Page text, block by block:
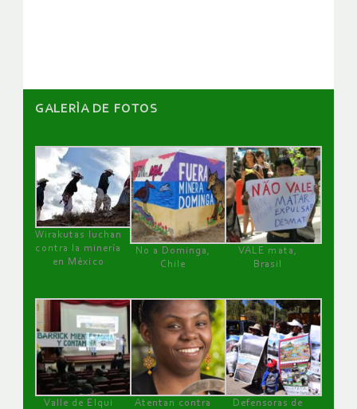
GALERÌA DE FOTOS
Wirakutas luchan
contra la minería
en México
No a Dominga,
Chile
VALE mata,
Brasil
Valle de Elqui
Atentan contra
Defensoras de